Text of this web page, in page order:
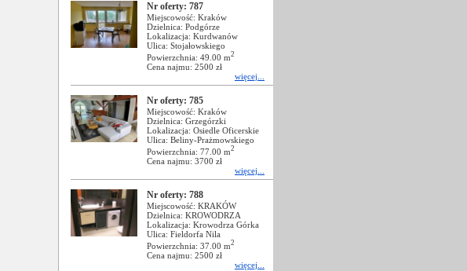
Nr oferty: 787
Miejscowość: Kraków
Dzielnica: Podgórze
Lokalizacja: Kurdwanów
Ulica: Stojałowskiego
Powierzchnia: 49.00 m2
Cena najmu: 2500 zł
więcej...
Nr oferty: 785
Miejscowość: Kraków
Dzielnica: Grzegórzki
Lokalizacja: Osiedle Oficerskie
Ulica: Beliny-Prażmowskiego
Powierzchnia: 77.00 m2
Cena najmu: 3700 zł
więcej...
Nr oferty: 788
Miejscowość: KRAKÓW
Dzielnica: KROWODRZA
Lokalizacja: Krowodrza Górka
Ulica: Fieldorfa Nila
Powierzchnia: 37.00 m2
Cena najmu: 2500 zł
więcej...